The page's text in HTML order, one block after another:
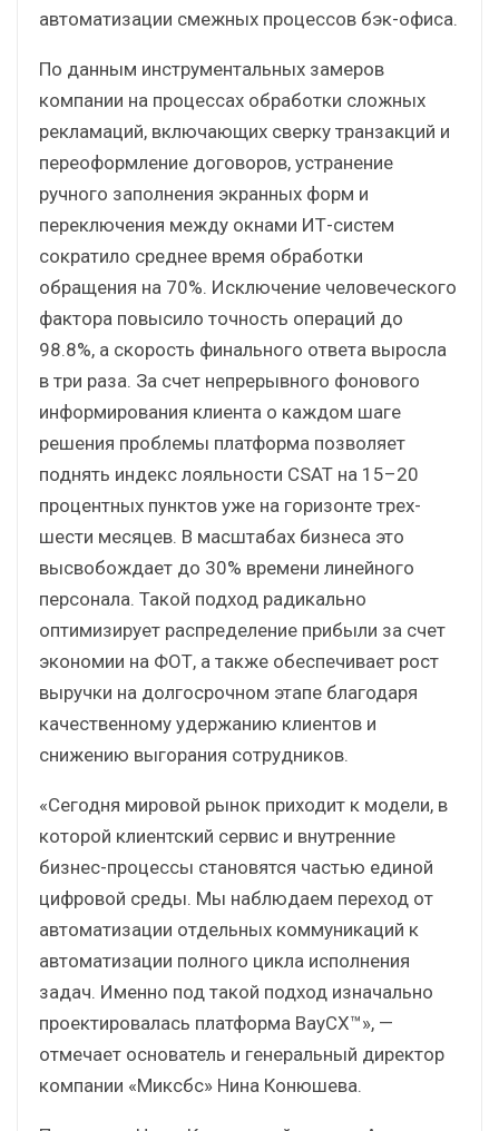
автоматизации смежных процессов бэк-офиса.
По данным инструментальных замеров
компании на процессах обработки сложных
рекламаций, включающих сверку транзакций и
переоформление договоров, устранение
ручного заполнения экранных форм и
переключения между окнами ИТ-систем
сократило среднее время обработки
обращения на 70%. Исключение человеческого
фактора повысило точность операций до
98.8%, а скорость финального ответа выросла
в три раза. За счет непрерывного фонового
информирования клиента о каждом шаге
решения проблемы платформа позволяет
поднять индекс лояльности CSAT на 15–20
процентных пунктов уже на горизонте трех-
шести месяцев. В масштабах бизнеса это
высвобождает до 30% времени линейного
персонала. Такой подход радикально
оптимизирует распределение прибыли за счет
экономии на ФОТ, а также обеспечивает рост
выручки на долгосрочном этапе благодаря
качественному удержанию клиентов и
снижению выгорания сотрудников.
«Сегодня мировой рынок приходит к модели, в
которой клиентский сервис и внутренние
бизнес-процессы становятся частью единой
цифровой среды. Мы наблюдаем переход от
автоматизации отдельных коммуникаций к
автоматизации полного цикла исполнения
задач. Именно под такой подход изначально
проектировалась платформа BayCX™», —
отмечает основатель и генеральный директор
компании «Миксбс» Нина Конюшева.